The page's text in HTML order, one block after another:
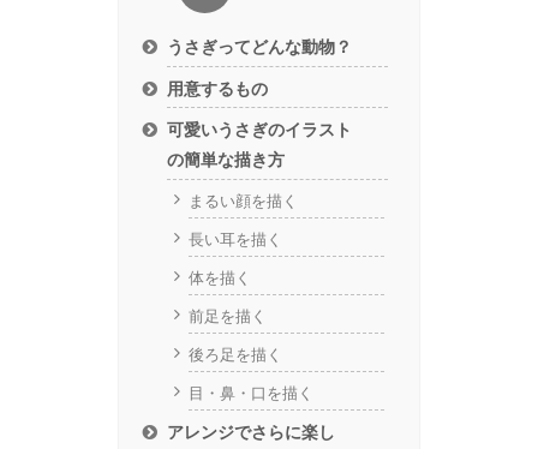
うさぎってどんな動物？
用意するもの
可愛いうさぎのイラスト
の簡単な描き方
まるい顔を描く
長い耳を描く
体を描く
前足を描く
後ろ足を描く
目・鼻・口を描く
アレンジでさらに楽し